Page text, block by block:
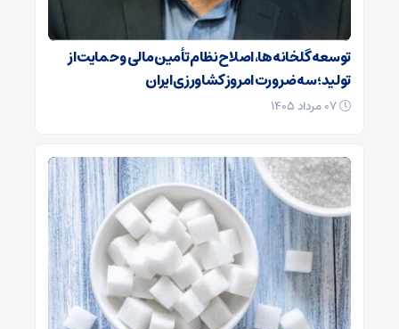
توسعه گلخانه‌ها، اصلاح نظام تأمین مالی و حمایت از
تولید؛ سه ضرورت امروز کشاورزی ایران